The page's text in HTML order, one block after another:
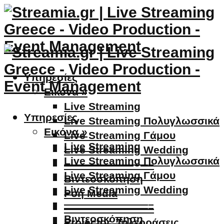
Υπηρεσίες
Εικόνα »
Live Streaming
Live Streaming Πολυγλωσσικά
Live Streaming Γάμου
Live Streaming Wedding
————————–
Βιντεοσκόπηση
Ροή Media
————————–
Υπηρεσίες
Εικόνα »
Live Streaming
Live Streaming Πολυγλωσσικά
Live Streaming Γάμου
Live Streaming Wedding
————————–
Βιντεοσκόπηση